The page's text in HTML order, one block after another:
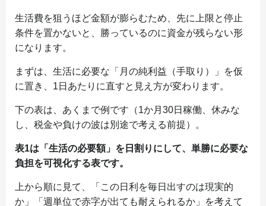
生活費を狙うほど金額が膨らむため、先に上限と停止
条件を置かないと、勝っているのに資金が残らない形
になります。
まずは、生活に必要な「月の純利益（手取り）」を仮
に置き、1日あたりに直すと見え方が変わります。
下の表は、あくまで例です（1か月30日稼働、休みな
し、税金や負けの波は別途で考える前提）。
表1は「生活の必要額」を日割りにして、単勝に必要な
負担を可視化する表です。
上から順に見て、「この日利を毎日出すのは現実的
か」「週単位で赤字が出ても耐えられるか」を考えて